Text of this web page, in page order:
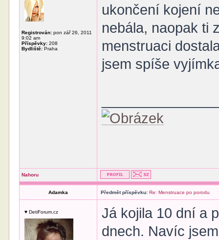
Registrován: pon zář 26, 2011
9:02 am
Příspěvky: 208
Bydliště: Praha
ukončení kojení
nebála, naopak ti
menstruaci
jsem spíše
Nahoru
Adamka Předmět příspěvku: Re: Menstruace po porodu
♥ DetiForum.cz
Já kojila 10 dní a
dnech. Navíc